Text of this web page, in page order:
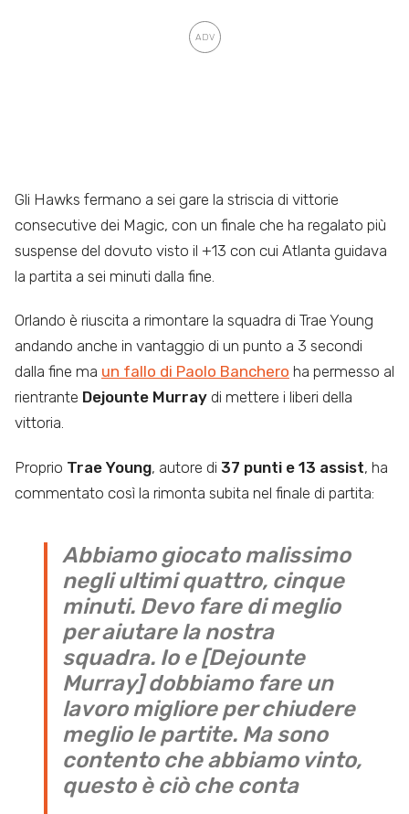
Gli Hawks fermano a sei gare la striscia di vittorie
consecutive dei Magic, con un finale che ha regalato più
suspense del dovuto visto il +13 con cui Atlanta guidava
la partita a sei minuti dalla fine.
Orlando è riuscita a rimontare la squadra di Trae Young
andando anche in vantaggio di un punto a 3 secondi
dalla fine ma un fallo di Paolo Banchero ha permesso al
rientrante Dejounte Murray di mettere i liberi della
vittoria.
Proprio Trae Young, autore di 37 punti e 13 assist, ha
commentato così la rimonta subita nel finale di partita:
Abbiamo giocato malissimo
negli ultimi quattro, cinque
minuti. Devo fare di meglio
per aiutare la nostra
squadra. Io e [Dejounte
Murray] dobbiamo fare un
lavoro migliore per chiudere
meglio le partite. Ma sono
contento che abbiamo vinto,
questo è ciò che conta